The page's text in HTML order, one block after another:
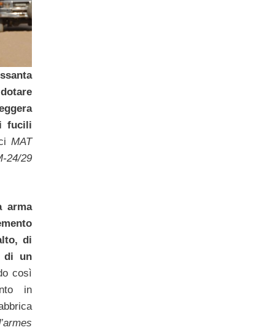
fucili
MAT
24/29
arma
di
di un
così
in